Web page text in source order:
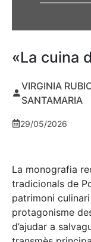
«La cuina
VIRGINIA
SANTAMARIA
29/05/2026
La monografia
tradicionals de
patrimoni
protagonisme
d’ajudar a